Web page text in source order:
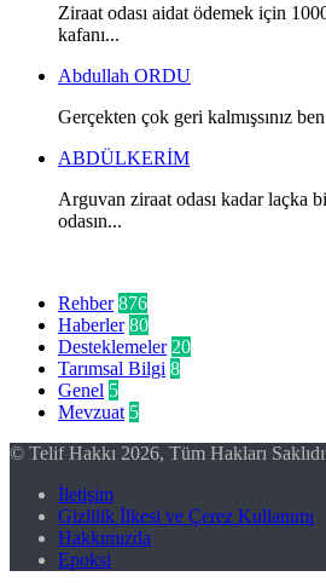
Ziraat odası aidat ödemek için
kafanı...
Abdullah ORDU
Gerçekten çok geri kalmışsınız
ABDÜLKERİM
Arguvan ziraat odası kadar laçka
odasın...
Rehber 876
Haberler 80
Desteklemeler 20
Tarımsal Bilgi 8
Genel 5
Mevzuat 5
© Telif Hakkı 2026, Tüm Hakları
İletişim
Gizlilik İlkesi ve Çerez Kullanımı
Hakkımızda
Epoksi